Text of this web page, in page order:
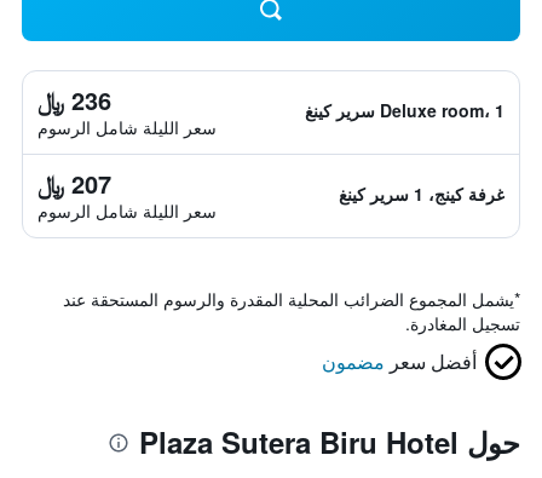
Deluxe room، 1 سرير كينغ 236 ﷼
سعر الليلة شامل الرسوم
غرفة كينج، 1 سرير كينغ 207 ﷼
سعر الليلة شامل الرسوم
*يشمل المجموع الضرائب المحلية المقدرة والرسوم المستحقة عند
تسجيل المغادرة.
أفضل سعر مضمون
حول Plaza Sutera Biru Hotel